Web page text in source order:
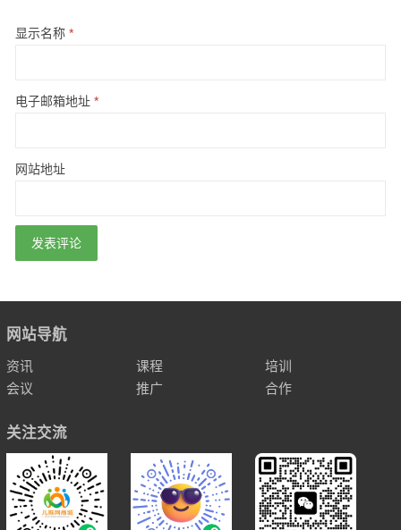
显示名称 *
电子邮箱地址 *
网站地址
网站导航
资讯 课程
培训
会议
推广 合作
关注交流